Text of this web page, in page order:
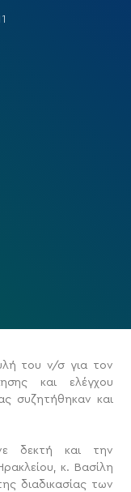
του ν/σ για τον
και ελέγχου
συζητήθηκαν και
δεκτή και την
κ. Βασίλη
διαδικασίας των